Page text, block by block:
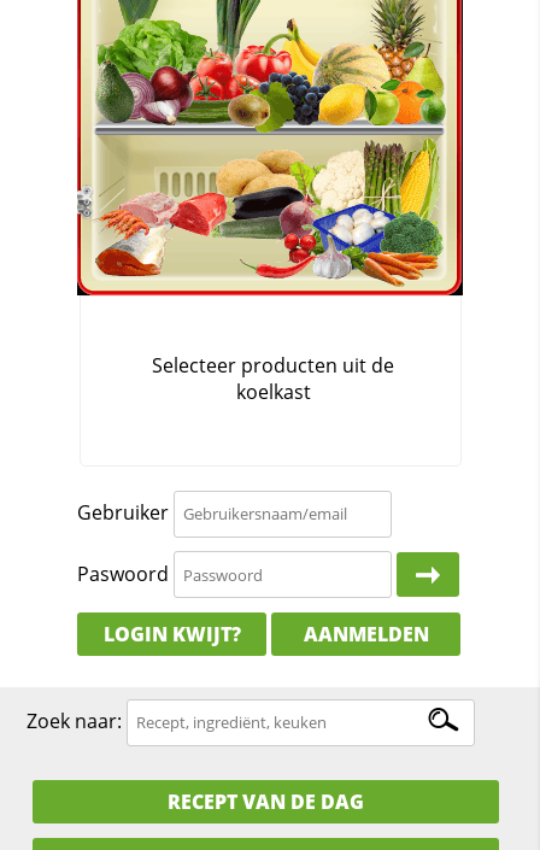
Gebruiker
Paswoord
LOGIN KWIJT? AANMELDEN
Zoek naar:
RECEPT VAN DE DAG